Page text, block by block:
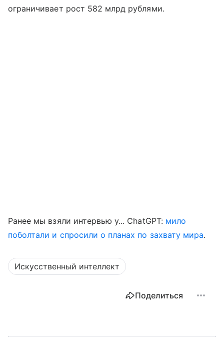
ограничивает рост 582 млрд рублями.
Ранее мы взяли интервью у... ChatGPT: мило
поболтали и спросили о планах по захвату мира.
Искусственный интеллект
Поделиться